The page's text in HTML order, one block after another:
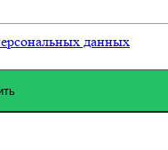
данных